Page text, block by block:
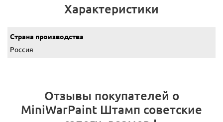
Характеристики
Страна производства
Россия
Отзывы покупателей о
MiniWarPaint Штамп советские